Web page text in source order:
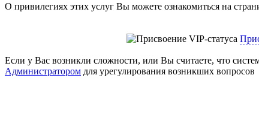
О привилегиях этих услуг Вы можете ознакомиться на
Если у Вас возникли сложности, или Вы считаете, что
Администратором для урегулирования возникших вопросов